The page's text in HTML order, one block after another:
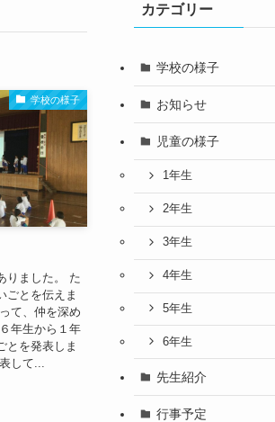
学校の様子
りました。 た
ごとを伝えま
て、仲を深め
年生から１年
とを発表しま
して...
カテゴリー
学校の様子
お知らせ
児童の様子
1年生
2年生
3年生
4年生
5年生
6年生
先生紹介
行事予定